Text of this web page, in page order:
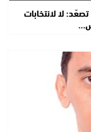
لا لانتخابات